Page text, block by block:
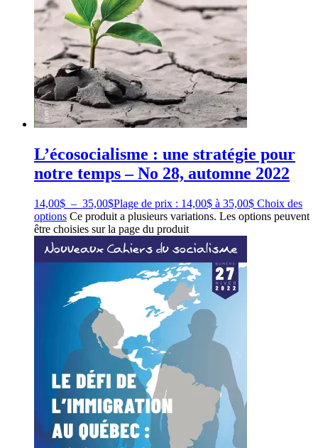
L’écosocialisme : une stratégie pour
notre temps – No 28, automne 2022
14,00$ – 35,00$Plage de prix : 14,00$ à 35,00$ Choix des
options Ce produit a plusieurs variations. Les options peuvent
être choisies sur la page du produit